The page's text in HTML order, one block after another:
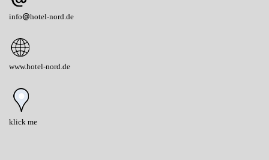
info hotel-nord.de
www.hotel-nord.de
klick me